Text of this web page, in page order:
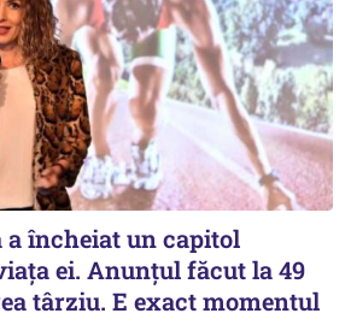
a încheiat un capitol
ei. Anunțul făcut la 49
târziu. E exact momentul